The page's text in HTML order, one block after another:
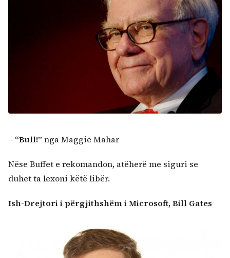
– “Bull!” nga Maggie Mahar
Nëse Buffet e rekomandon, atëherë me siguri se
duhet ta lexoni këtë libër.
Ish-Drejtori i përgjithshëm i Microsoft, Bill Gates